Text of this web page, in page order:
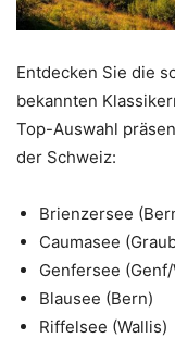
Entdecken Sie die
bekannten
Top-Auswahl
der Schweiz:
Brienzersee
Caumasee
Genfersee
Blausee (Bern)
Riffelsee (Wallis)